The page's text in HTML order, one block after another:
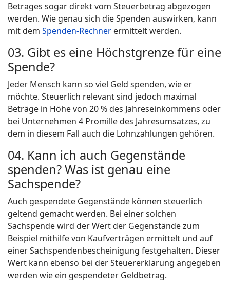
Betrages sogar direkt vom Steuerbetrag abgezogen
werden. Wie genau sich die Spenden auswirken, kann
mit dem Spenden-Rechner ermittelt werden.
03. Gibt es eine Höchstgrenze für eine
Spende?
Jeder Mensch kann so viel Geld spenden, wie er
möchte. Steuerlich relevant sind jedoch maximal
Beträge in Höhe von 20 % des Jahreseinkommens oder
bei Unternehmen 4 Promille des Jahresumsatzes, zu
dem in diesem Fall auch die Lohnzahlungen gehören.
04. Kann ich auch Gegenstände
spenden? Was ist genau eine
Sachspende?
Auch gespendete Gegenstände können steuerlich
geltend gemacht werden. Bei einer solchen
Sachspende wird der Wert der Gegenstände zum
Beispiel mithilfe von Kaufverträgen ermittelt und auf
einer Sachspendenbescheinigung festgehalten. Dieser
Wert kann ebenso bei der Steuererklärung angegeben
werden wie ein gespendeter Geldbetrag.